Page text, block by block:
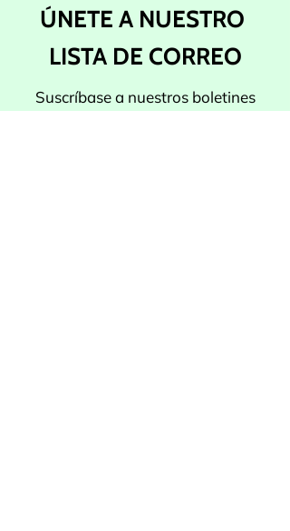
ÚNETE A NUESTRO
LISTA DE CORREO
Suscríbase a nuestros boletines